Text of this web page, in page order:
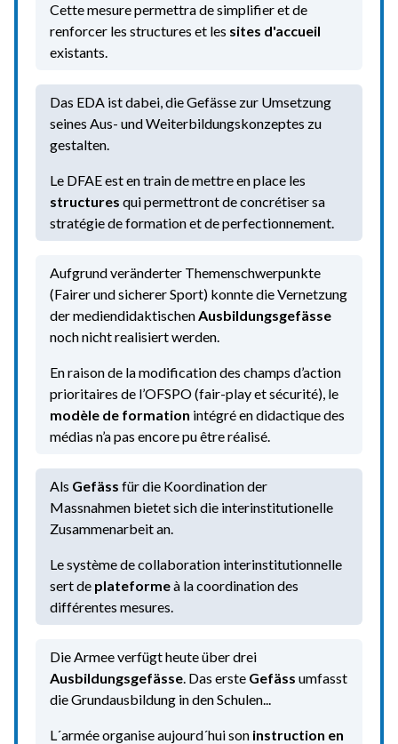
Cette mesure permettra de simplifier et de
renforcer les structures et les sites d'accueil
existants.
Das EDA ist dabei, die Gefässe zur Umsetzung
seines Aus- und Weiterbildungskonzeptes zu
gestalten.
Le DFAE est en train de mettre en place les
structures qui permettront de concrétiser sa
stratégie de formation et de perfectionnement.
Aufgrund veränderter Themenschwerpunkte
(Fairer und sicherer Sport) konnte die Vernetzung
der mediendidaktischenAusbildungsgefässe
noch nicht realisiert werden.
En raison de la modification des champs d’action
prioritaires de l’OFSPO (fair-play et sécurité), le
modèle de formation intégré en didactique des
médias n’a pas encore pu être réalisé.
Als Gefäss für die Koordination der
Massnahmen bietet sich die interinstitutionelle
Zusammenarbeit an.
Le système de collaboration interinstitutionnelle
sert de plateformeà la coordination des
différentes mesures.
Die Armee verfügt heute über drei
Ausbildungsgefässe. Das erste Gefäss umfasst
die Grundausbildung in den Schulen...
L´armée organise aujourd´hui son instruction en